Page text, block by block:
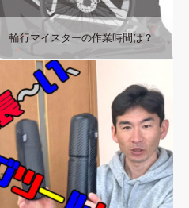
行マイスターの作業時間は？